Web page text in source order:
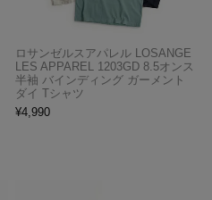
ロサンゼルスアパレル LOSANGE
LES APPAREL 1203GD 8.5オンス
半袖 バインディング ガーメント
ダイ Tシャツ
¥4,990